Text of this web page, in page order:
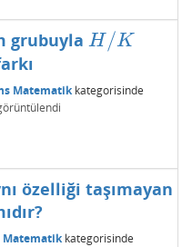
grubuyla H/K
H/K
Matematikkategorisinde
özelliği taşımayan
Matematikkategorisinde